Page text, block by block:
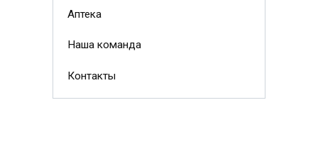
Аптека
Наша команда
Контакты